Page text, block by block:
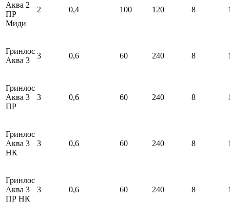
Аква 2
ПР
Миди
2 0,4 100 120 8
Гринлос
Аква 3
3 0,6 60 240 8
Гринлос
Аква 3
ПР
3 0,6 60 240 8
Гринлос
Аква 3
НК
3 0,6 60 240 8
Гринлос
Аква 3
ПР НК
3 0,6 60 240 8